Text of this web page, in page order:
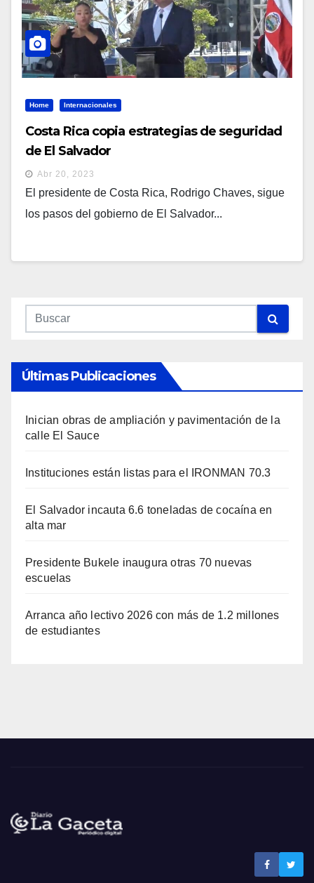
Home Internacionales
Costa Rica copia estrategias de seguridad
de El Salvador
Abr 20, 2023
El presidente de Costa Rica, Rodrigo Chaves, sigue
los pasos del gobierno de El Salvador...
Últimas Publicaciones
Inician obras de ampliación y pavimentación de la
calle El Sauce
Instituciones están listas para el IRONMAN 70.3
El Salvador incauta 6.6 toneladas de cocaína en
alta mar
Presidente Bukele inaugura otras 70 nuevas
escuelas
Arranca año lectivo 2026 con más de 1.2 millones
de estudiantes